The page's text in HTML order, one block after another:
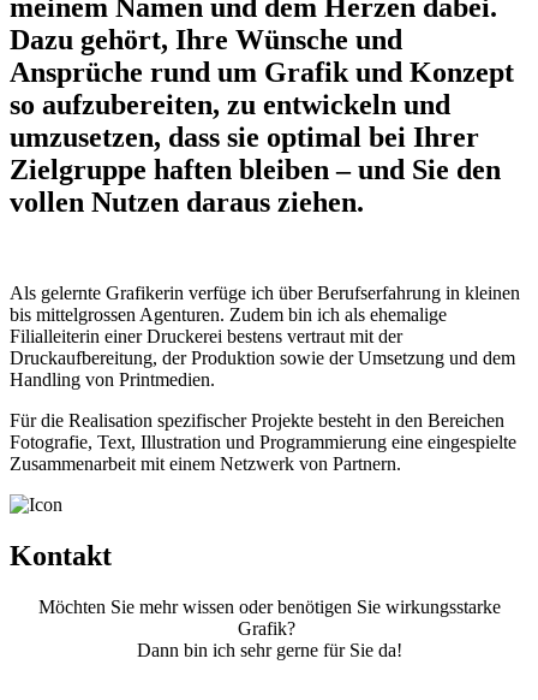
meinem Namen und dem Herzen dabei.
Dazu gehört, Ihre Wünsche und
Ansprüche rund um Grafik und Konzept
so aufzubereiten, zu entwickeln und
umzusetzen, dass sie optimal bei Ihrer
Zielgruppe haften bleiben – und Sie den
vollen Nutzen daraus ziehen.
Als gelernte Grafikerin verfüge ich über Berufserfahrung in kleinen
bis mittelgrossen Agenturen. Zudem bin ich als ehemalige
Filialleiterin einer Druckerei bestens vertraut mit der
Druckaufbereitung, der Produktion sowie der Umsetzung und dem
Handling von Printmedien.
Für die Realisation spezifischer Projekte besteht in den Bereichen
Fotografie, Text, Illustration und Programmierung eine eingespielte
Zusammenarbeit mit einem Netzwerk von Partnern.
Kontakt
Möchten Sie mehr wissen oder benötigen Sie wirkungsstarke
Grafik?
Dann bin ich sehr gerne für Sie da!